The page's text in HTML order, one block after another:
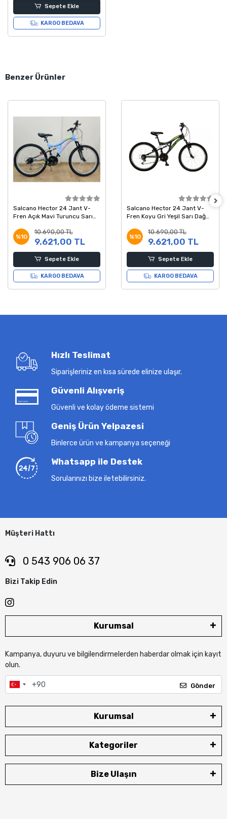
Sepete Ekle
KARGO BEDAVA
Benzer Ürünler
Salcano Hector 24 Jant V-
Fren Açık Mavi Turuncu Sarı
%10
10.690,00 TL
9.621,00 TL
Sepete Ekle
KARGO BEDAVA
Salcano Hector 24 Jant V-
Fren Koyu Gri Yeşil Sarı Dağ
%10
10.690,00 TL
9.621,00 TL
Sepete Ekle
KARGO BEDAVA
Hızlı Teslimat
Siparişleriniz en kısa sürede elinize ulaşır.
Güvenli Alışveriş
Güvenli ve kolay ödeme sistemi
Geniş Ürün Yelpazesi
Binlerce ürün ve kampanya seçeneği
Whatsapp ile Destek
Sorularınızı bize iletebilirsiniz.
Müşteri Hattı
0 543 906 06 37
Bizi Takip Edin
Kurumsal
Kampanya, duyuru ve bilgilendirmelerden haberdar olmak için kayıt
olun.
Gönder
Kurumsal
Kategoriler
Bize Ulaşın